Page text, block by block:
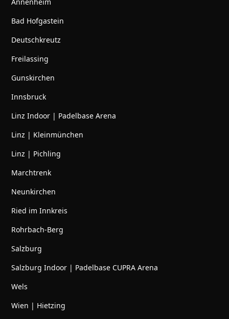
Bad Hofgastein
Deutschkreutz
Freilassing
Gunskirchen
Innsbruck
Linz Indoor | Padelbase Arena
Linz | Kleinmünchen
Linz | Pichling
Marchtrenk
Neunkirchen
Ried im Innkreis
Rohrbach-Berg
Salzburg
Salzburg Indoor | Padelbase CUPRA Arena
Wels
Wien | Hietzing